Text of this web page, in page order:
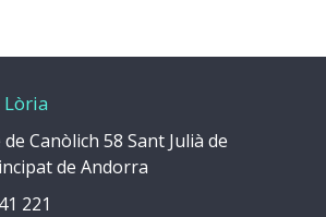
de Canòlich 58 Sant Julià de
de Andorra
221